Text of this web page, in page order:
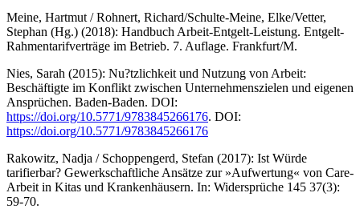
Meine, Hartmut / Rohnert, Richard/Schulte-Meine, Elke/Vetter,
Stephan (Hg.) (2018): Handbuch Arbeit-Entgelt-Leistung. Entgelt-
Rahmentarifverträge im Betrieb. 7. Auflage. Frankfurt/M.
Nies, Sarah (2015): Nu?tzlichkeit und Nutzung von Arbeit:
Beschäftigte im Konflikt zwischen Unternehmenszielen und eigenen
Ansprüchen. Baden-Baden. DOI:
https://doi.org/10.5771/9783845266176. DOI:
https://doi.org/10.5771/9783845266176
Rakowitz, Nadja / Schoppengerd, Stefan (2017): Ist Würde
tarifierbar? Gewerkschaftliche Ansätze zur »Aufwertung« von Care-
Arbeit in Kitas und Krankenhäusern. In: Widersprüche 145 37(3):
59-70.